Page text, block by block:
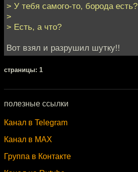
> У тебя самого-то, борода есть?
>
> Есть, а что?
Вот взял и разрушил шутку!!
cтраницы: 1
полезные ссылки
Канал в Telegram
Канал в MAX
Группа в Контакте